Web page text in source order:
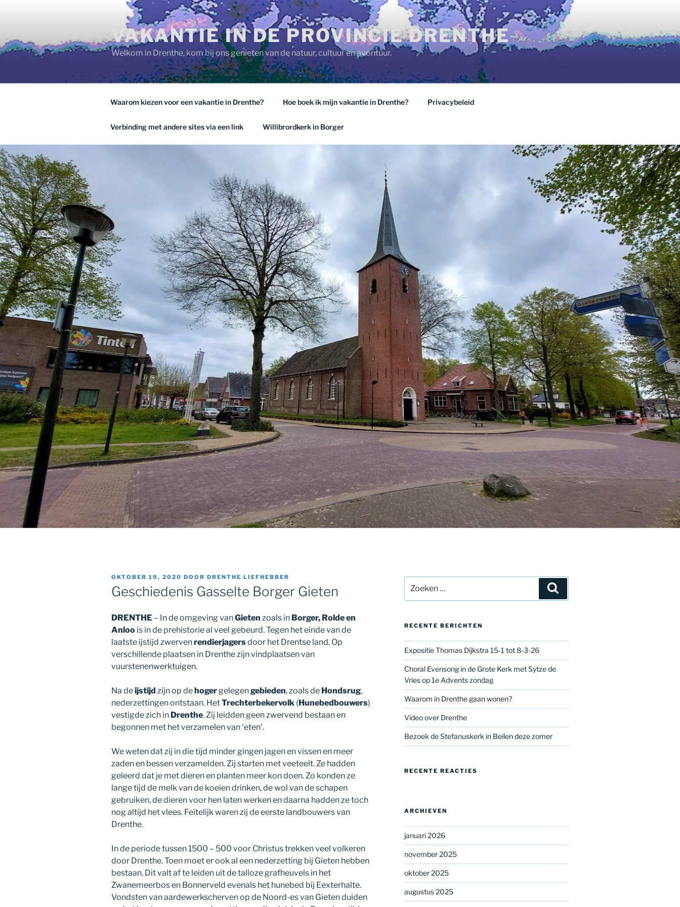
inhoud
VAKANTIE IN DE PROVINCIE DRENTHE
Welkom in Drenthe, kom bij ons genieten van de natuur, cultuur en avontuur.
Waarom kiezen voor een vakantie in Drenthe? Hoe boek ik mijn vakantie in Drenthe? Privacybeleid
Verbinding met andere sites via een link Willibrordkerk in Borger
GEPLAATST
OP
OKTOBER 19, 2020 DOOR DRENTHE LIEFHEBBER
Geschiedenis Gasselte Borger Gieten
DRENTHE – In de omgeving vanGieten zoals in Borger, Rolde en
Anloo is in de prehistorie al veel gebeurd. Tegen het einde van de
laatste ijstijd zwervenrendierjagersdoor het Drentse land. Op
verschillende plaatsen in Drenthe zijn vindplaatsen van
vuurstenenwerktuigen.
Na deijstijd zijn op dehogergelegengebieden, zoals de Hondsrug,
nederzettingen ontstaan. HetTrechterbekervolk (Hunebedbouwers)
vestigde zich in Drenthe. Zij leidden geen zwervend bestaan en
begonnen met het verzamelen van ‘eten’.
We weten dat zij in die tijd minder gingen jagen en vissen en meer
zaden en bessen verzamelden. Zij starten met veeteelt. Ze hadden
geleerd dat je met dieren en planten meer kon doen. Zo konden ze
lange tijd de melk van de koeien drinken, de wol van de schapen
gebruiken, de dieren voor hen laten werken en daarna hadden ze toch
nog altijd het vlees. Feitelijk waren zij de eerste landbouwers van
Drenthe.
In de periode tussen 1500 – 500 voor Christus trekken veel volkeren
door Drenthe. Toen moet er ook al een nederzetting bij Gieten hebben
bestaan. Dit valt af te leiden uit de talloze grafheuvels in het
Zwanemeerbos en Bonnerveld evenals het hunebed bij Eexterhalte.
Vondsten van aardewerkscherven op de Noord-es van Gieten duiden
naar:
RECENTE BERICHTEN
Expositie Thomas Dijkstra 15-1 tot 8-3-26
Choral Evensong in de Grote Kerk met Sytze de
Vries op 1e Advents zondag
Waarom in Drenthe gaan wonen?
Video over Drenthe
Bezoek de Stefanuskerk in Beilen deze zomer
RECENTE REACTIES
ARCHIEVEN
januari 2026
november 2025
oktober 2025
augustus 2025